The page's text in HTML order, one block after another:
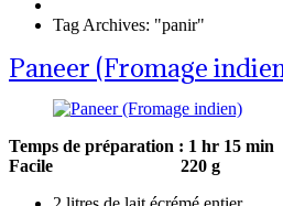
Tag Archives: "panir"
Paneer (Fromage
Temps de préparation : 1 hr
Facile
220 g